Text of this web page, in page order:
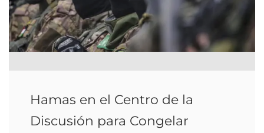
Hamas en el Centro de la
Discusión para Congelar